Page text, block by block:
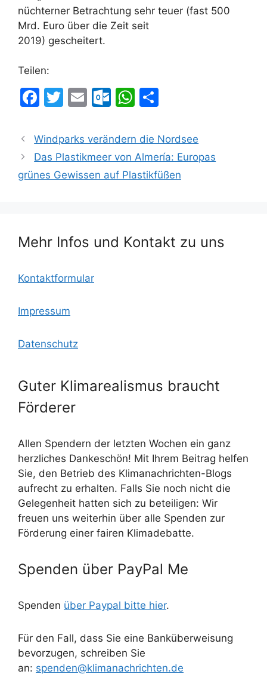
nüchterner Betrachtung sehr teuer (fast 500
Mrd. Euro über die Zeit seit
2019) gescheitert.
Teilen:
F
c
e
b
k
T
itt
er
E
ai
l
O
lo
o
k.
m
W
at
s
A
le
n
Windparks verändern die Nordsee
Das Plastikmeer von Almería: Europas
grünes Gewissen auf Plastikfüßen
Mehr Infos und Kontakt zu uns
Kontaktformular
Impressum
Datenschutz
Guter Klimarealismus braucht
Förderer
Allen Spendern der letzten Wochen ein ganz
herzliches Dankeschön! Mit Ihrem Beitrag helfen
Sie, den Betrieb des Klimanachrichten-Blogs
aufrecht zu erhalten. Falls Sie noch nicht die
Gelegenheit hatten sich zu beteiligen: Wir
freuen uns weiterhin über alle Spenden zur
Förderung einer fairen Klimadebatte.
Spenden über PayPal Me
Spenden über Paypal bitte hier.
Für den Fall, dass Sie eine Banküberweisung
bevorzugen, schreiben Sie
an: spenden@klimanachrichten.de